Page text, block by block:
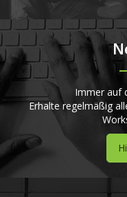
Immer auf
Erhalte regelmäßig